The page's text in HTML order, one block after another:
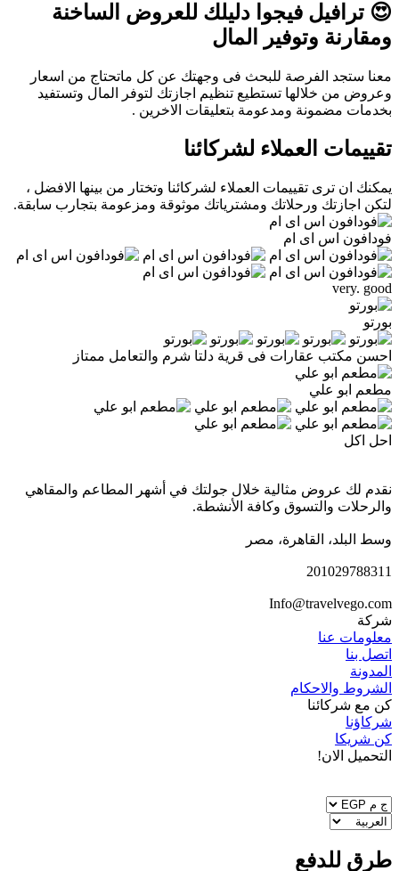
😍 ترافيل فيجوا دليلك للعروض الساخنة
ومقارنة وتوفير المال
معنا ستجد الفرصة للبحث فى وجهتك عن كل ماتحتاج من اسعار
وعروض من خلالها تستطيع تنظيم اجازتك لتوفر المال وتستفيد
بخدمات مضمونة ومدعومة بتعليقات الاخرين .
تقييمات العملاء لشركائنا
يمكنك ان ترى تقييمات العملاء لشركائنا وتختار من بينها الافضل ،
لتكن اجازتك ورحلاتك ومشترياتك موثوقة ومزعومة بتجارب سابقة.
فودافون اس اى ام
very. good
بورتو
احسن مكتب عقارات فى قرية دلتا شرم والتعامل ممتاز
مطعم ابو علي
احل اكل
نقدم لك عروض مثالية خلال جولتك في أشهر المطاعم والمقاهي
والرحلات والتسوق وكافة الأنشطة.
وسط البلد، القاهرة، مصر
201029788311
Info@travelvego.com
شركة
معلومات عنا
اتصل بنا
المدونة
الشروط والاحكام
كن مع شركائنا
شركاؤنا
كن شريكا
التحميل الان!
طرق للدفع